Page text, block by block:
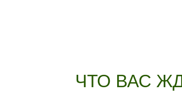
ЧТО ВАС